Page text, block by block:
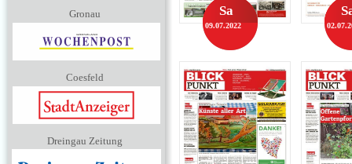
Gronau
Coesfeld
Dreingau Zeitung
Sa
09.07.2022